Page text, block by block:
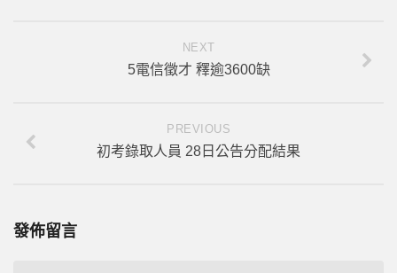
NEXT
5電信徵才 釋逾3600缺
PREVIOUS
初考錄取人員 28日公告分配結果
發佈留言